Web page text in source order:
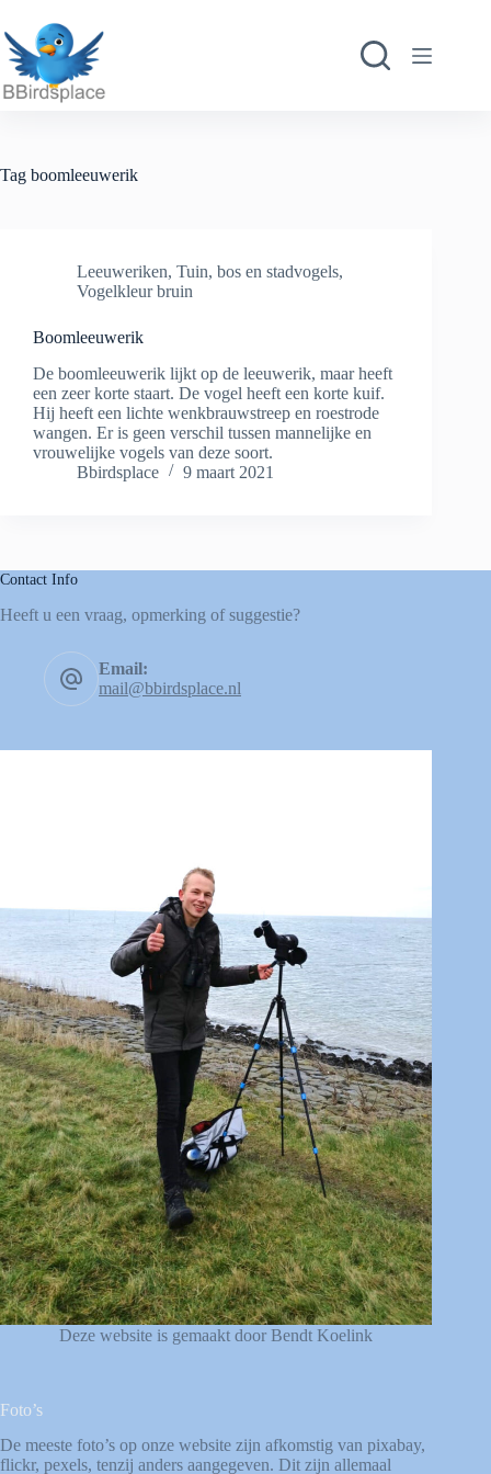
naar
de
inhoud
Tag boomleeuwerik
Leeuweriken, Tuin, bos en stadvogels,
Vogelkleur bruin
Boomleeuwerik
De boomleeuwerik lijkt op de leeuwerik, maar heeft
een zeer korte staart. De vogel heeft een korte kuif.
Hij heeft een lichte wenkbrauwstreep en roestrode
wangen. Er is geen verschil tussen mannelijke en
vrouwelijke vogels van deze soort.
Bbirdsplace
9 maart 2021
Contact Info
Heeft u een vraag, opmerking of suggestie?
Email:
mail@bbirdsplace.nl
Deze website is gemaakt door Bendt Koelink
Foto’s
De meeste foto’s op onze website zijn afkomstig van pixabay,
flickr, pexels, tenzij anders aangegeven. Dit zijn allemaal